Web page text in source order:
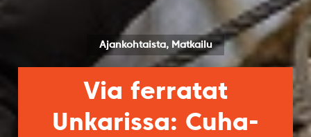
Ajankohtaista, Matkailu
Via ferratat
Unkarissa: Cuha-